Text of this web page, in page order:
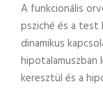
A funkcionális
psziché és a test
dinamikus
keresztül és a